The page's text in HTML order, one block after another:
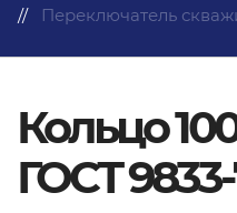
Переключатель
Кольцо
ГОСТ